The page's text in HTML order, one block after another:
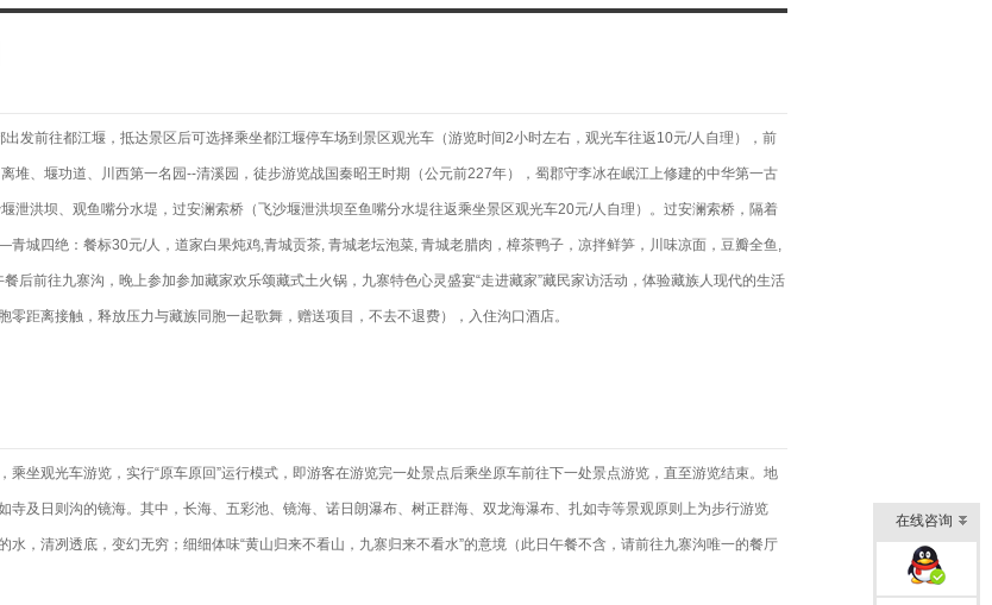
发前往都江堰，抵达景区后可选择乘坐都江堰停车场到景区观光车（游览时间2小时左右，观光车往返10元/人自理），前
堆、堰功道、川西第一名园--清溪园，徒步游览战国秦昭王时期（公元前227年），蜀郡守李冰在岷江上修建的中华第一古
泄洪坝、观鱼嘴分水堤，过安澜索桥（飞沙堰泄洪坝至鱼嘴分水堤往返乘坐景区观光车20元/人自理）。过安澜索桥，隔着
城四绝：餐标30元/人，道家白果炖鸡,青城贡茶, 青城老坛泡菜, 青城老腊肉，樟茶鸭子，凉拌鲜笋，川味凉面，豆瓣全鱼,
后前往九寨沟，晚上参加参加藏家欢乐颂藏式土火锅，九寨特色心灵盛宴“走进藏家”藏民家访活动，体验藏族人现代的生活
距离接触，释放压力与藏族同胞一起歌舞，赠送项目，不去不退费），入住沟口酒店。
坐观光车游览，实行“原车原回”运行模式，即游客在游览完一处景点后乘坐原车前往下一处景点游览，直至游览结束。地
寺及日则沟的镜海。其中，长海、五彩池、镜海、诺日朗瀑布、树正群海、双龙海瀑布、扎如寺等景观原则上为步行游览
，清冽透底，变幻无穷；细细体味“黄山归来不看山，九寨归来不看水”的意境（此日午餐不含，请前往九寨沟唯一的餐厅
在线咨询